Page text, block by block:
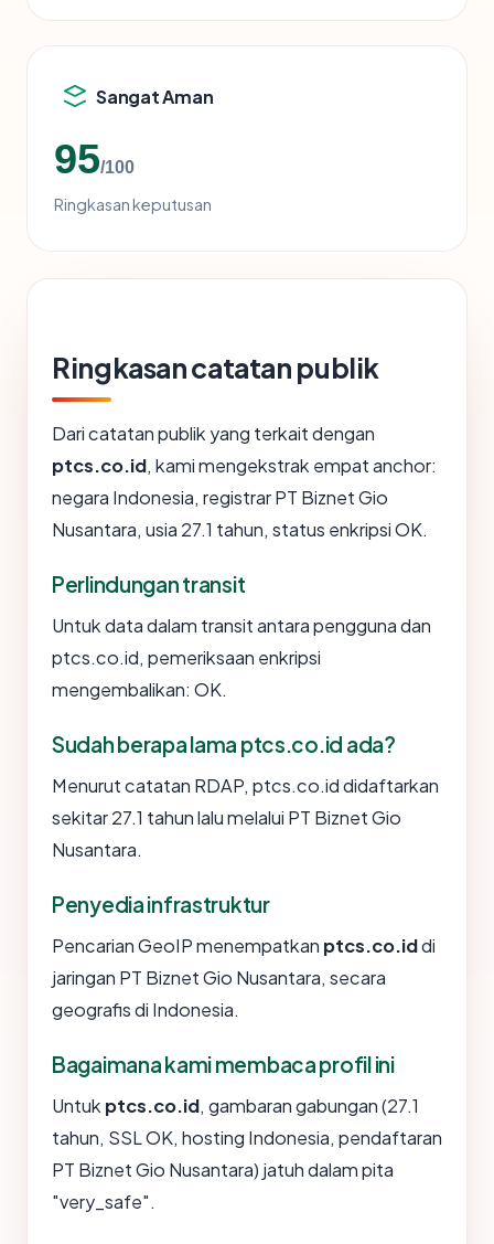
Sangat Aman
95/100
Ringkasan keputusan
Ringkasan catatan publik
Dari catatan publik yang terkait dengan
ptcs.co.id, kami mengekstrak empat anchor:
negara Indonesia, registrar PT Biznet Gio
Nusantara, usia 27.1 tahun, status enkripsi OK.
Perlindungan transit
Untuk data dalam transit antara pengguna dan
ptcs.co.id, pemeriksaan enkripsi
mengembalikan: OK.
Sudah berapa lama ptcs.co.id ada?
Menurut catatan RDAP, ptcs.co.id didaftarkan
sekitar 27.1 tahun lalu melalui PT Biznet Gio
Nusantara.
Penyedia infrastruktur
Pencarian GeoIP menempatkan ptcs.co.iddi
jaringan PT Biznet Gio Nusantara, secara
geografis di Indonesia.
Bagaimana kami membaca profil ini
Untuk ptcs.co.id, gambaran gabungan (27.1
tahun, SSL OK, hosting Indonesia, pendaftaran
PT Biznet Gio Nusantara) jatuh dalam pita
"very_safe".